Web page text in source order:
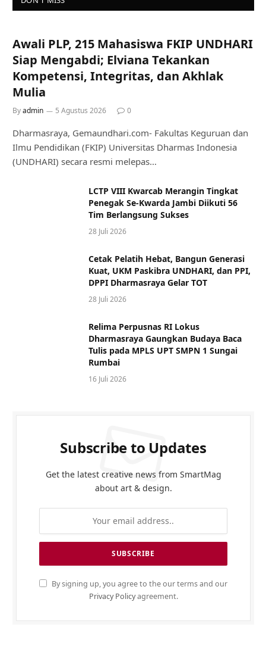
Awali PLP, 215 Mahasiswa FKIP UNDHARI
Siap Mengabdi; Elviana Tekankan
Kompetensi, Integritas, dan Akhlak
Mulia
Byadmin 5 Agustus 2026 0
Dharmasraya, Gemaundhari.com- Fakultas Keguruan dan
Ilmu Pendidikan (FKIP) Universitas Dharmas Indonesia
(UNDHARI) secara resmi melepas…
LCTP VIII Kwarcab Merangin Tingkat
Penegak Se-Kwarda Jambi Diikuti 56
Tim Berlangsung Sukses
28 Juli 2026
Cetak Pelatih Hebat, Bangun Generasi
Kuat, UKM Paskibra UNDHARI, dan PPI,
DPPI Dharmasraya Gelar TOT
28 Juli 2026
Relima Perpusnas RI Lokus
Dharmasraya Gaungkan Budaya Baca
Tulis pada MPLS UPT SMPN 1 Sungai
Rumbai
16 Juli 2026
Subscribe to Updates
Get the latest creative news from SmartMag
about art & design.
By signing up, you agree to the our terms and our
Privacy Policyagreement.